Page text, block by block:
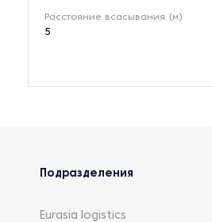
Расстояние всасывания (м)
5
Подразделения
Eurasia logistics